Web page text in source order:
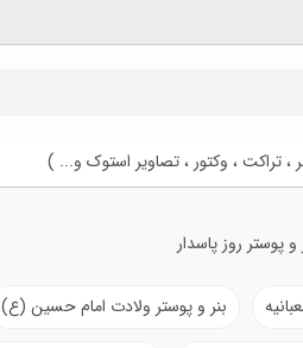
تراکت ، وکتور ، تصاویر استوک و... )
و پوستر روز پاسدار
بنر و پوستر ولادت امام حسین (ع)